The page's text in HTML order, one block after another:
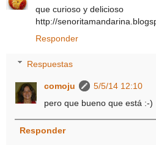
que curioso y delicioso
http://
Responder
Respuestas
comoju
5/5/14 12:10
pero que bueno que está :-)
Responder